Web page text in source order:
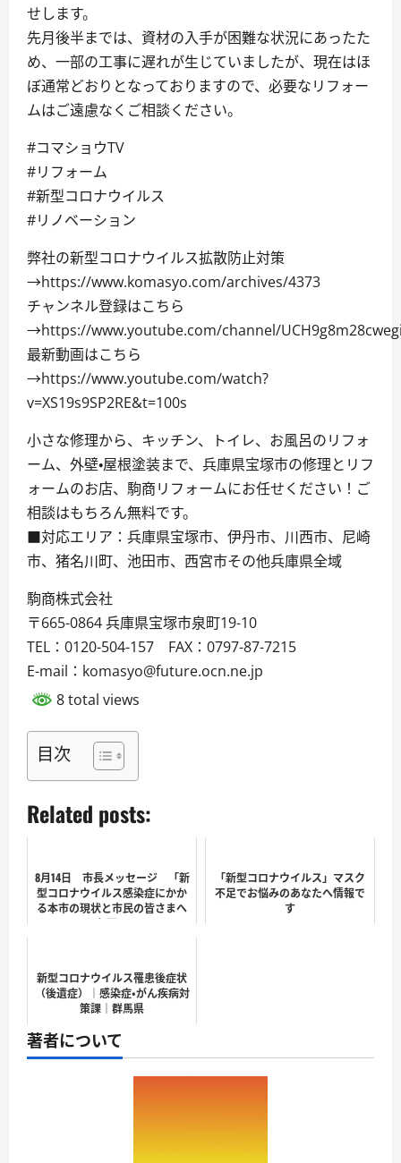
せします。
先月後半までは、資材の入手が困難な状況にあったた
め、一部の工事に遅れが生じていましたが、現在はほ
ぼ通常どおりとなっておりますので、必要なリフォー
ムはご遠慮なくご相談ください。
#コマショウTV
#リフォーム
#新型コロナウイルス
#リノベーション
弊社の新型コロナウイルス拡散防止対策
→https://www.komasyo.com/archives/4373
チャンネル登録はこちら
→https://www.youtube.com/channel/
最新動画はこちら
→https://www.youtube.com/watch?
v=XS19s9SP2RE&t=100s
小さな修理から、キッチン、トイレ、お風呂のリフォ
ーム、外壁・屋根塗装まで、兵庫県宝塚市の修理とリフ
ォームのお店、駒商リフォームにお任せください！ご
相談はもちろん無料です。
■対応エリア：兵庫県宝塚市、伊丹市、川西市、尼崎
市、猪名川町、池田市、西宮市その他兵庫県全域
駒商株式会社
〒665-0864 兵庫県宝塚市泉町19-10
TEL：0120-504-157 FAX：0797-87-7215
E-mail：komasyo@future.ocn.ne.jp
8 total views
目次
Related posts:
8月14日 市長メッセージ 「新
型コロナウイルス感染症にかか
る本市の現状と市民の皆さまへ
のお願い」
「新型コロナウイルス」マスク
不足でお悩みのあなたへ情報で
す
新型コロナウイルス罹患後症状
（後遺症）｜感染症・がん疾病対
策課｜群馬県
著者について